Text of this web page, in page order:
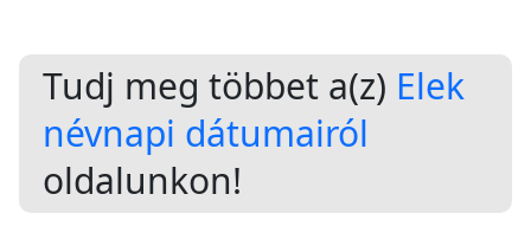
Tudj meg többet a(z) Elek
névnapi dátumairól
oldalunkon!